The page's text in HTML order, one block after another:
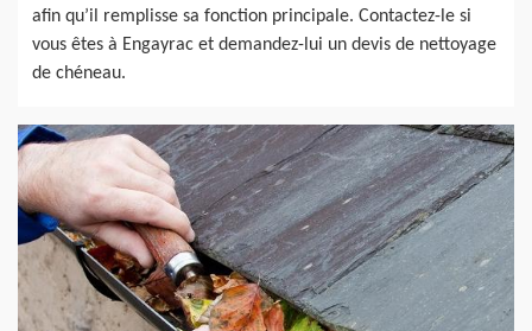
afin qu’il remplisse sa fonction principale. Contactez-le si
vous êtes à Engayrac et demandez-lui un devis de nettoyage
de chéneau.